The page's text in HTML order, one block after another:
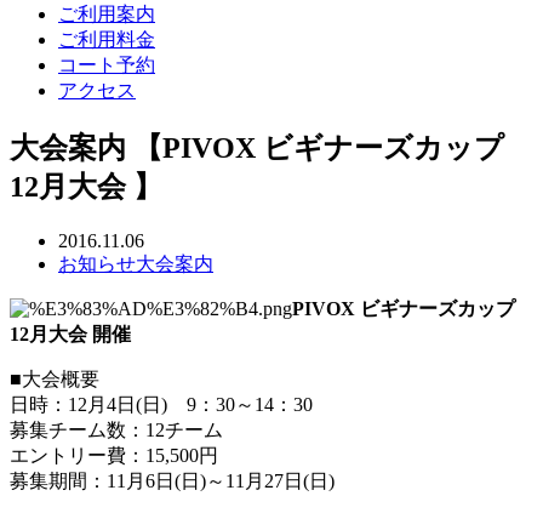
ご利用案内
ご利用料金
コート予約
アクセス
大会案内 【PIVOX ビギナーズカップ
12月大会 】
2016.11.06
お知らせ大会案内
PIVOX ビギナーズカップ
12月大会 開催
■大会概要
日時：12月4日(日) 9：30～14：30
募集チーム数：12チーム
エントリー費：15,500円
募集期間：11月6日(日)～11月27日(日)